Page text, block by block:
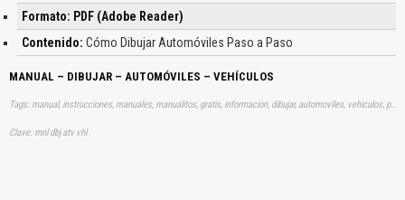
Formato: PDF (Adobe Reader)
Contenido: Cómo Dibujar Automóviles Paso a Paso
MANUAL – DIBUJAR – AUTOMÓVILES – VEHÍCULOS
Tags: manual, instrucciones, manuales, manualitos, gratis, informacion, dibujar, automoviles, vehiculos, paso, aprender, descargas
Clave: mnl dbj atv vhl